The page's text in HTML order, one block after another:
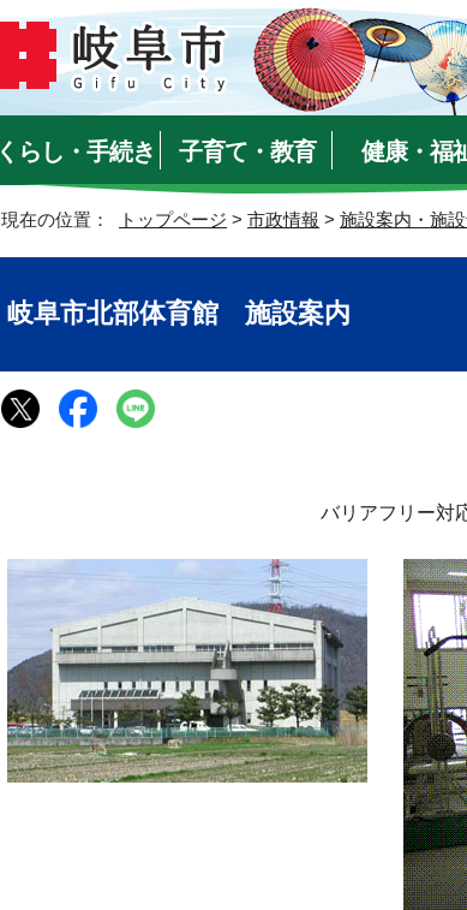
くらし・手続き 子育て・教育 健康・福
現在の位置： トップページ > 市政情報 > 施設案内・施
岐阜市北部体育館 施設案内
バリアフリー対